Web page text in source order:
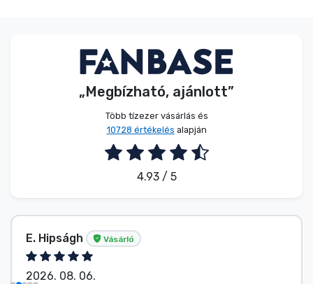
„Megbízható, ajánlott”
Több tízezer vásárlás és
10728 értékelés alapján
4.93 / 5
E. Hipságh Vásárló
2026. 08. 06.